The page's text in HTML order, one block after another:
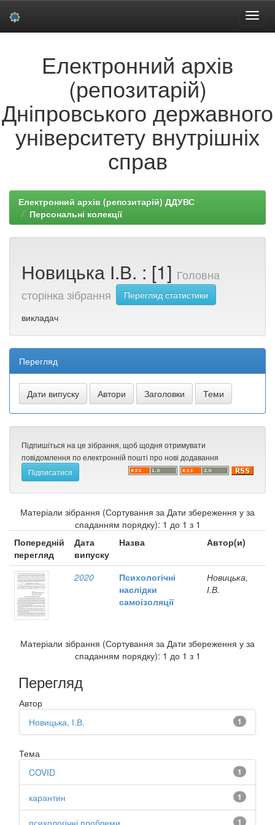
Електронний архів
(репозитарій)
Дніпровського державного
університету внутрішніх
справ
Електронний архів (репозитарій) ДДУВС
Персональні колекції
Новицька І.В. : [1] Головна
сторінка зібрання
Перегляд статистики
викладач
Перегляд
Підпишіться на це зібрання, щоб щодня отримувати
повідомлення по електронній пошті про нові додавання
Матеріали зібрання (Сортування за Дати збереження у за
спаданням порядку): 1 до 1 з 1
Попередній
перегляд
Дата
випуску
Назва Автор(и)
2020
Психологічні
наслідки
самоізоляції
Новицька,
І.В.
Матеріали зібрання (Сортування за Дати збереження у за
спаданням порядку): 1 до 1 з 1
Перегляд
Автор
1
Новицька, І.В.
Тема
1
COVID
1
карантин
1